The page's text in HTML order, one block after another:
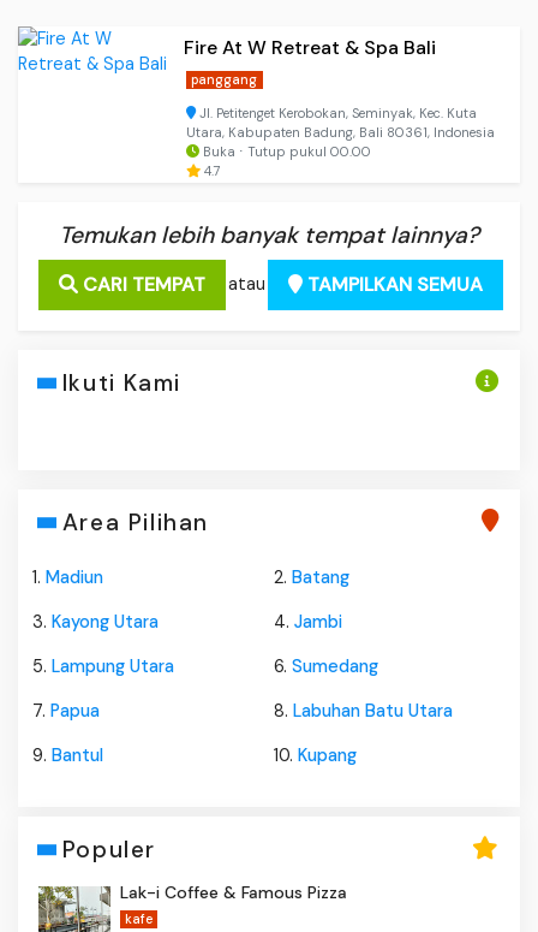
Fire At W Retreat & Spa Bali
panggang
Jl. Petitenget Kerobokan, Seminyak, Kec. Kuta
Utara, Kabupaten Badung, Bali 80361, Indonesia
Buka ⋅ Tutup pukul 00.00
4.7
Temukan lebih banyak tempat lainnya?
CARI TEMPAT atau TAMPILKAN SEMUA
Ikuti Kami
Area Pilihan
1. Madiun 2. Batang
3. Kayong Utara 4. Jambi
5. Lampung Utara 6. Sumedang
7. Papua 8. Labuhan Batu Utara
9. Bantul 10. Kupang
Populer
Lak-i Coffee & Famous Pizza
kafe